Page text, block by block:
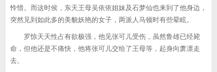
怜惜。而这时侯，东天王母吴依依姐妹及石梦仙也来到了他身边，
突然见到如此多的美貌妖艳的女子，两派人马顿时有些晕眩。
罗惊天天性占有欲极强，他见张可儿受伤，虽然鲁雄已经毙
命，但他还是不痛快，他将张可儿交给了王母等，起身向萧凛走
去。